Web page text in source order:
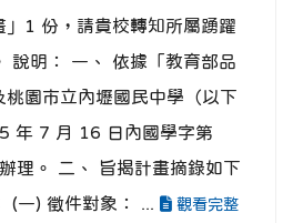
」1 份，請貴校轉知所屬踴躍
說明： 一、 依據「教育部品
桃園市立內壢國民中學（以下
年 7 月 16 日內國學字第
理。 二、 旨揭計畫摘錄如下
(一) 徵件對象： ...
觀看完整